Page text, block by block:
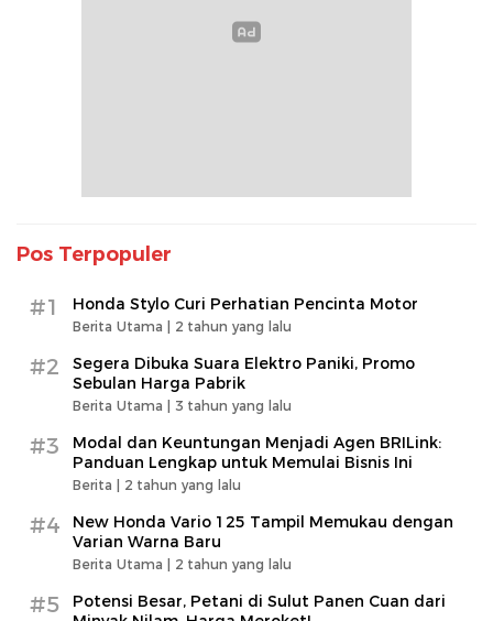
Pos Terpopuler
#1 Honda Stylo Curi Perhatian Pencinta Motor
Berita Utama | 2 tahun yang lalu
#2
Segera Dibuka Suara Elektro Paniki, Promo
Sebulan Harga Pabrik
Berita Utama | 3 tahun yang lalu
#3
Modal dan Keuntungan Menjadi Agen BRILink:
Panduan Lengkap untuk Memulai Bisnis Ini
Berita | 2 tahun yang lalu
#4
New Honda Vario 125 Tampil Memukau dengan
Varian Warna Baru
Berita Utama | 2 tahun yang lalu
#5
Potensi Besar, Petani di Sulut Panen Cuan dari